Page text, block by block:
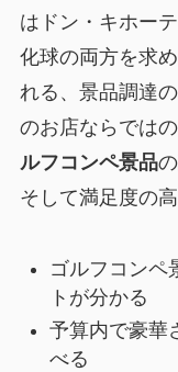
はドン・キホー
化球の両方を求
れる、景品調達
のお店ならでは
ルフコンペ景品
そして満足度の
ゴルフコンペ
トが分かる
予算内で豪華
べる